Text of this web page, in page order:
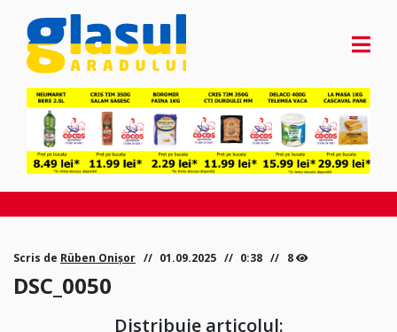
Scris de Rüben Onișor 01.09.2025 0:38 8
DSC_0050
Distribuie articolul: